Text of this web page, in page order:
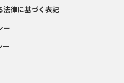
法律に基づく表記
ー
ー